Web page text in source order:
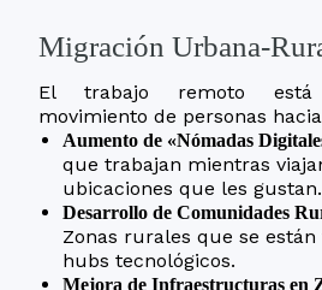
Migración Urbana-
El trabajo remoto está
movimiento de personas
Aumento de «Nómadas
que trabajan mientras
ubicaciones que les gustan.
Desarrollo de Comunidades
Zonas rurales que se
hubs tecnológicos.
Mejora de Infraestructuras en